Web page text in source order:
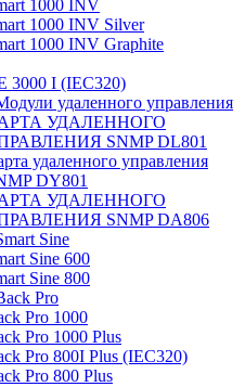
1000 INV
1000 INV Silver
1000 INV Graphite
3000 I (IEC320)
удаленного управления
УДАЛЕННОГО
SNMP DL801
удаленного управления
DY801
УДАЛЕННОГО
SNMP DА806
Sine
Sine 600
Sine 800
Pro
Pro 1000
Pro 1000 Plus
Pro 800I Plus (IEC320)
Pro 800 Plus